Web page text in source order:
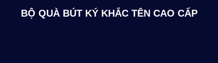
BỘ QUÀ BÚT KÝ KHẮC TÊN CAO CẤP